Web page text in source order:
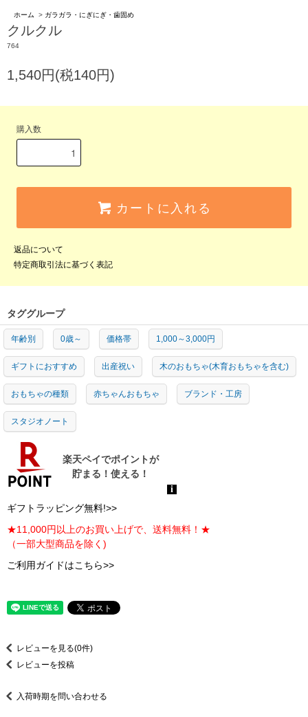
ホーム > ガラガラ・にぎにぎ・歯固め
クルクル
764
1,540円(税140円)
購入数
カートに入れる
返品について
特定商取引法に基づく表記
タググループ
年齢別 0歳～ 価格帯 1,000～3,000円
ギフトにおすすめ 出産祝い 木のおもちゃ(木育おもちゃを含む)
おもちゃの種類 赤ちゃんおもちゃ ブランド・工房
スタジオノート
ギフトラッピング無料!>>
★11,000円以上のお買い上げで、送料無料！★
（一部大型商品を除く)
ご利用ガイドはこちら>>
レビューを見る(0件)
レビューを投稿
入荷時期を問い合わせる